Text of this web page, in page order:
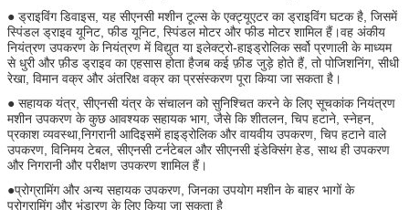
● ड्राइविंग डिवाइस, यह सीएनसी मशीन टूल्स के एक्ट्यूएटर का ड्राइविंग घटक है, जिसमें
स्पिंडल ड्राइव यूनिट, फीड यूनिट, स्पिंडल मोटर और फीड मोटर शामिल हैं।वह अंकीय
नियंत्रण उपकरण के नियंत्रण में विद्युत या इलेक्ट्रो-हाइड्रोलिक सर्वो प्रणाली के माध्यम
से धुरी और फ़ीड ड्राइव का एहसास होता हैजब कई फ़ीड जुड़े होते हैं, तो पोजिशनिंग, सीधी
रेखा, विमान वक्र और अंतरिक्ष वक्र का प्रसंस्करण पूरा किया जा सकता है।
● सहायक यंत्र, सीएनसी यंत्र के संचालन को सुनिश्चित करने के लिए सूचकांक नियंत्रण
मशीन उपकरण के कुछ आवश्यक सहायक भाग, जैसे कि शीतलन, चिप हटाने, स्नेहन,
प्रकाश व्यवस्था,निगरानी आदिइसमें हाइड्रोलिक और वायवीय उपकरण, चिप हटाने वाले
उपकरण, विनिमय टेबल, सीएनसी टर्नटेबल और सीएनसी इंडेक्सिंग हेड, साथ ही उपकरण
और निगरानी और परीक्षण उपकरण शामिल हैं।
●प्रोग्रामिंग और अन्य सहायक उपकरण, जिनका उपयोग मशीन के बाहर भागों के
प्रोग्रामिंग और भंडारण के लिए किया जा सकता है